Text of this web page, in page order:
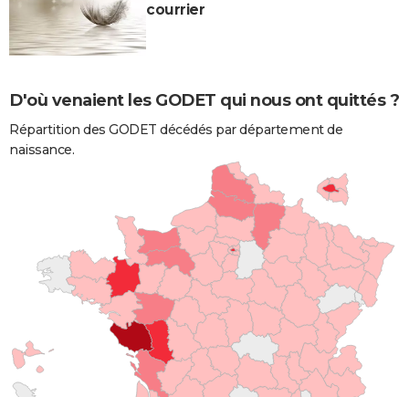
courrier
D'où venaient les GODET qui nous ont quittés ?
Répartition des GODET décédés par département de
naissance.